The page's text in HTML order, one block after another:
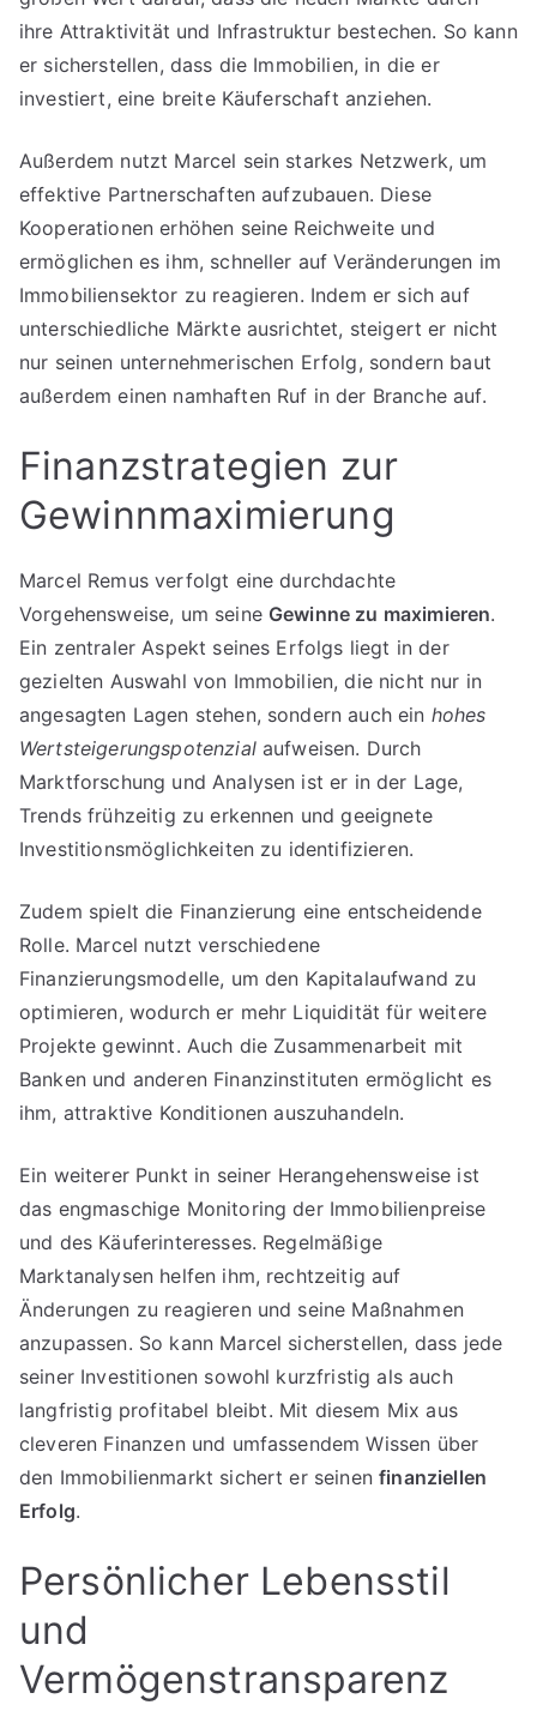
ihre Attraktivität und Infrastruktur bestechen. So kann
er sicherstellen, dass die Immobilien, in die er
investiert, eine breite Käuferschaft anziehen.
Außerdem nutzt Marcel sein starkes Netzwerk, um
effektive Partnerschaften aufzubauen. Diese
Kooperationen erhöhen seine Reichweite und
ermöglichen es ihm, schneller auf Veränderungen im
Immobiliensektor zu reagieren. Indem er sich auf
unterschiedliche Märkte ausrichtet, steigert er nicht
nur seinen unternehmerischen Erfolg, sondern baut
außerdem einen namhaften Ruf in der Branche auf.
Finanzstrategien zur
Gewinnmaximierung
Marcel Remus verfolgt eine durchdachte
Vorgehensweise, um seine Gewinne zu maximieren.
Ein zentraler Aspekt seines Erfolgs liegt in der
gezielten Auswahl von Immobilien, die nicht nur in
angesagten Lagen stehen, sondern auch ein hohes
Wertsteigerungspotenzialaufweisen. Durch
Marktforschung und Analysen ist er in der Lage,
Trends frühzeitig zu erkennen und geeignete
Investitionsmöglichkeiten zu identifizieren.
Zudem spielt die Finanzierung eine entscheidende
Rolle. Marcel nutzt verschiedene
Finanzierungsmodelle, um den Kapitalaufwand zu
optimieren, wodurch er mehr Liquidität für weitere
Projekte gewinnt. Auch die Zusammenarbeit mit
Banken und anderen Finanzinstituten ermöglicht es
ihm, attraktive Konditionen auszuhandeln.
Ein weiterer Punkt in seiner Herangehensweise ist
das engmaschige Monitoring der Immobilienpreise
und des Käuferinteresses. Regelmäßige
Marktanalysen helfen ihm, rechtzeitig auf
Änderungen zu reagieren und seine Maßnahmen
anzupassen. So kann Marcel sicherstellen, dass jede
seiner Investitionen sowohl kurzfristig als auch
langfristig profitabel bleibt. Mit diesem Mix aus
cleveren Finanzen und umfassendem Wissen über
den Immobilienmarkt sichert er seinenfinanziellen
Erfolg.
Persönlicher Lebensstil
und
Vermögenstransparenz